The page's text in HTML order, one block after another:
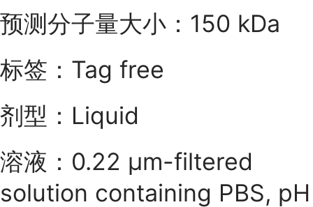
预测分子量大小：150 kDa
标签：Tag free
剂型：Liquid
溶液：0.22 μm-filtered
solution containing PBS, pH